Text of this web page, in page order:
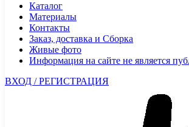
Каталог
Материалы
Контакты
Заказ, доставка и Сборка
Живые фото
Информация на сайте не является
ВХОД / РЕГИСТРАЦИЯ